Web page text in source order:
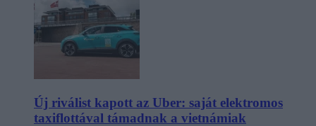
Új riválist kapott az Uber: saját elektromos
taxiflottával támadnak a vietnámiak